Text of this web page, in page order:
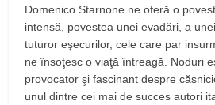
Domenico Starnone ne oferă o
intensă, povestea unei evadări, a
tuturor eşecurilor, cele care par
ne însoţesc o viaţă întreagă. Noduri
provocator şi fascinant despre
unul dintre cei mai de succes autori